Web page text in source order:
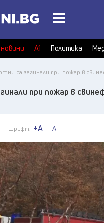
А1 Политика
са загинали при пожар в
при пожар в
Шрифт: +A -A